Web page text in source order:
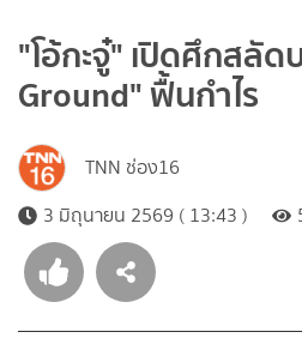
"โอ้กะจู๋" เปิดศึกสลั
Ground" ฟื้นกำไร
TNN ช่อง16
3 มิถุนายน 2569 ( 13:43 )